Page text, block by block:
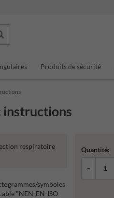
Produits de sécurité
instructions
Quantité:
-
respiratoire
symboles
"NEN-EN-ISO